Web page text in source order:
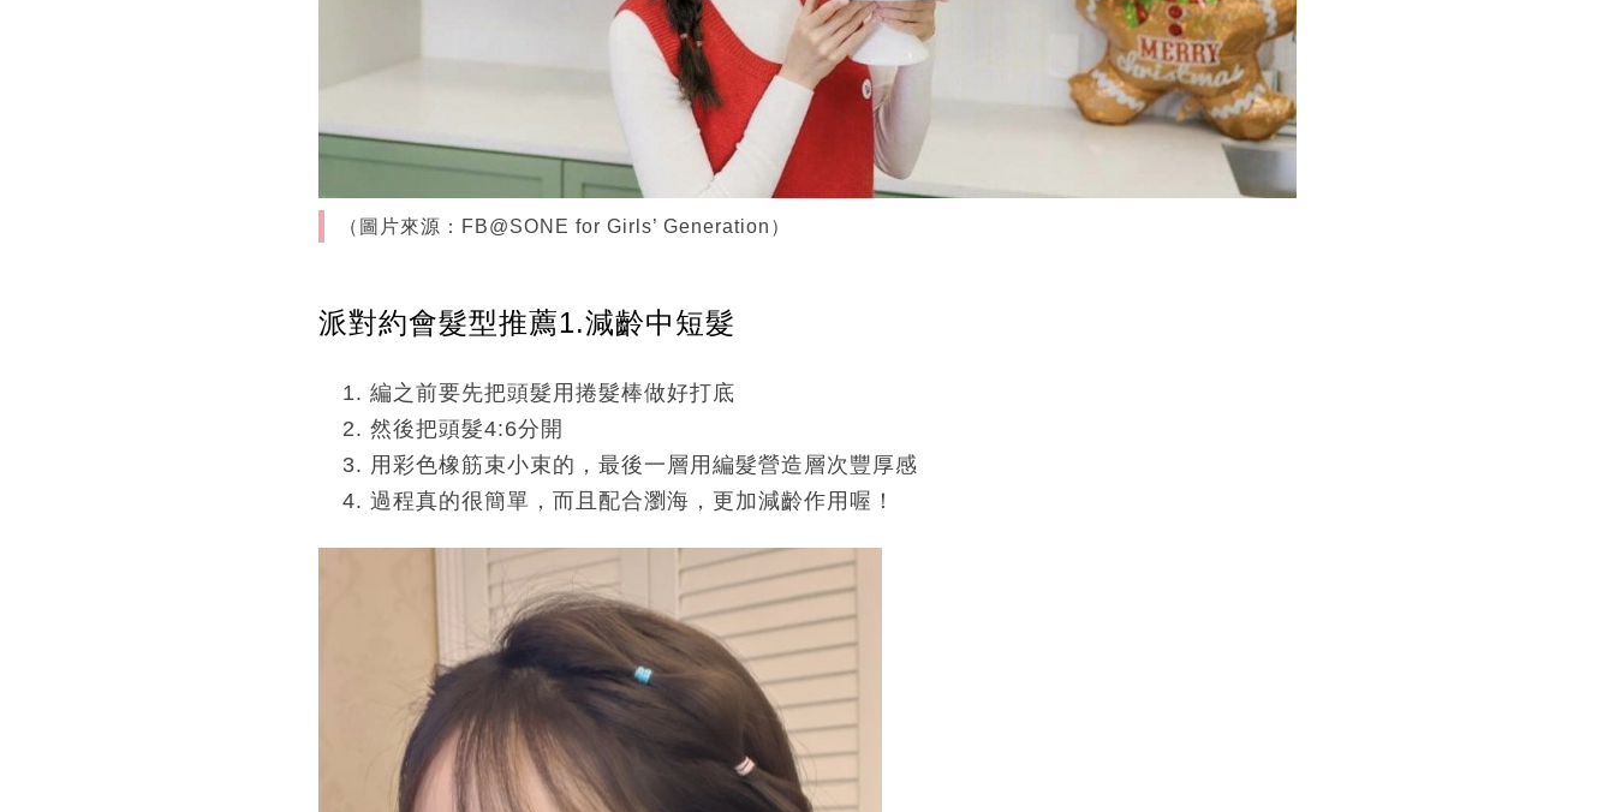
（圖片來源：FB@SONE for Girls’ Generation）
派對約會髮型推薦1.減齡中短髮
編之前要先把頭髮用捲髮棒做好打底
然後把頭髮4:6分開
用彩色橡筋束小束的，最後一層用編髮營造層次豐厚感
過程真的很簡單，而且配合瀏海，更加減齡作用喔！